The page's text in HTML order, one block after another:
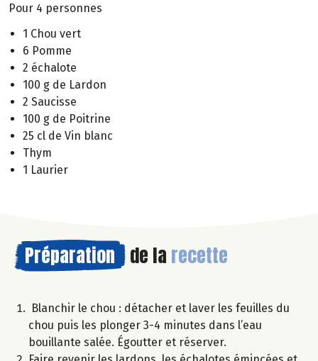
Pour 4 personnes
1 Chou vert
6 Pomme
2 échalote
100 g de Lardon
2 Saucisse
100 g de Poitrine
25 cl de Vin blanc
Thym
1 Laurier
Préparation de la recette
Blanchir le chou : détacher et laver les feuilles du
chou puis les plonger 3-4 minutes dans l’eau
bouillante salée. Égoutter et réserver.